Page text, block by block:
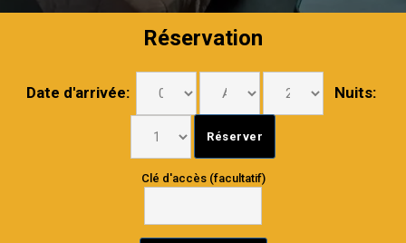
Réservation
Date d'arrivée: Nuits:
Clé d'accès (facultatif)